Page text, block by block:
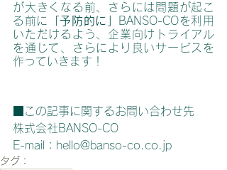
が大きくなる前、さらには問題が起こ
る前に
「予防的に」
BANSO-COを利用
いただけるよう、企業向けトライアル
を通じて、さらにより良いサービスを
作っていきます！
■この記事に関するお問い合わせ先
株式会社BANSO-CO
E-mail：hello@banso-co.co.jp
タグ：